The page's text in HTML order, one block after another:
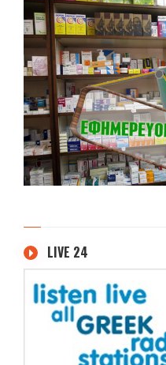
LIVE 24